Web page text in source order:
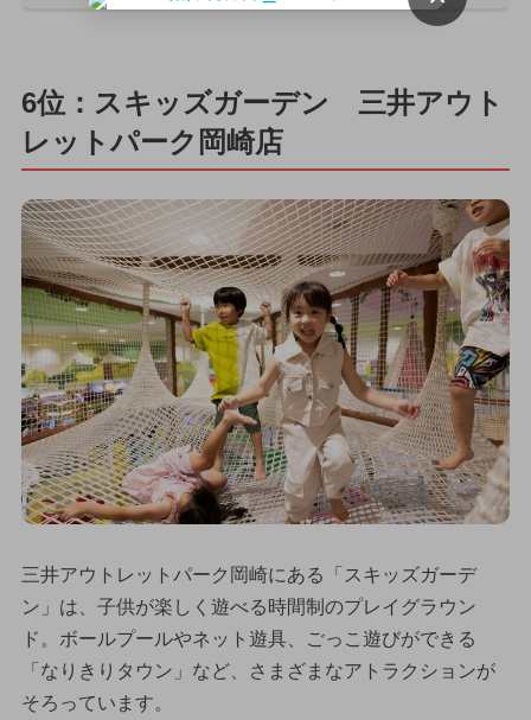
6位：スキッズガーデン 三井アウト
レットパーク岡崎店
三井アウトレットパーク岡崎にある「スキッズガーデ
ン」は、子供が楽しく遊べる時間制のプレイグラウン
ド。ボールプールやネット遊具、ごっこ遊びができる
「なりきりタウン」など、さまざまなアトラクションが
そろっています。